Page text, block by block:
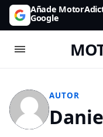
Añade
Google
AUTOR